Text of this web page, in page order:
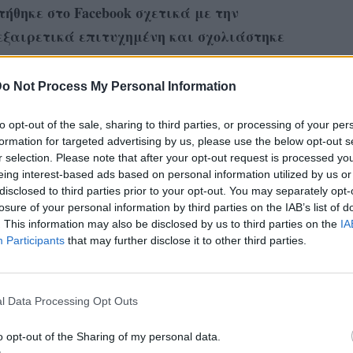
Not Process My Personal Information
opt-out of the sale, sharing to third parties, or processing of your
for targeted advertising by us, please use the below opt-out
selection. Please note that after your opt-out request is processed
interest-based ads based on personal information utilized by us
to third parties prior to your opt-out. You may separately
of your personal information by third parties on the IAB’s list of
This information may also be disclosed by us to third parties on the
Participants that may further disclose it to other third parties.
Data Processing Opt Outs
opt-out of the Sharing of my personal data.
στο Facebook σχετικά με την
επιτυχημένη και σχολιάστηκε
δουλεια που καναμε για το τελευταιο
(ασχετα να σας αρεσει η οχι η
την ευκαιρια να κανουμε πραγματα
να εκτελεσουμε (Οπως π.χ. στην ταινια
πλαστικες επρεμβασεις στον χαρακτηρα
μια δουλεια που νιωθουμε οτι
καριερας μας).
και ανετη και εδειξε ενθουσιασμο να
οτι χρειαστηκε να υποστει απο τα χερια
τυπου δουλειες ειναι ΠΟΛΥ
η παραμορφωση σε τερας κτλ. Αυτα